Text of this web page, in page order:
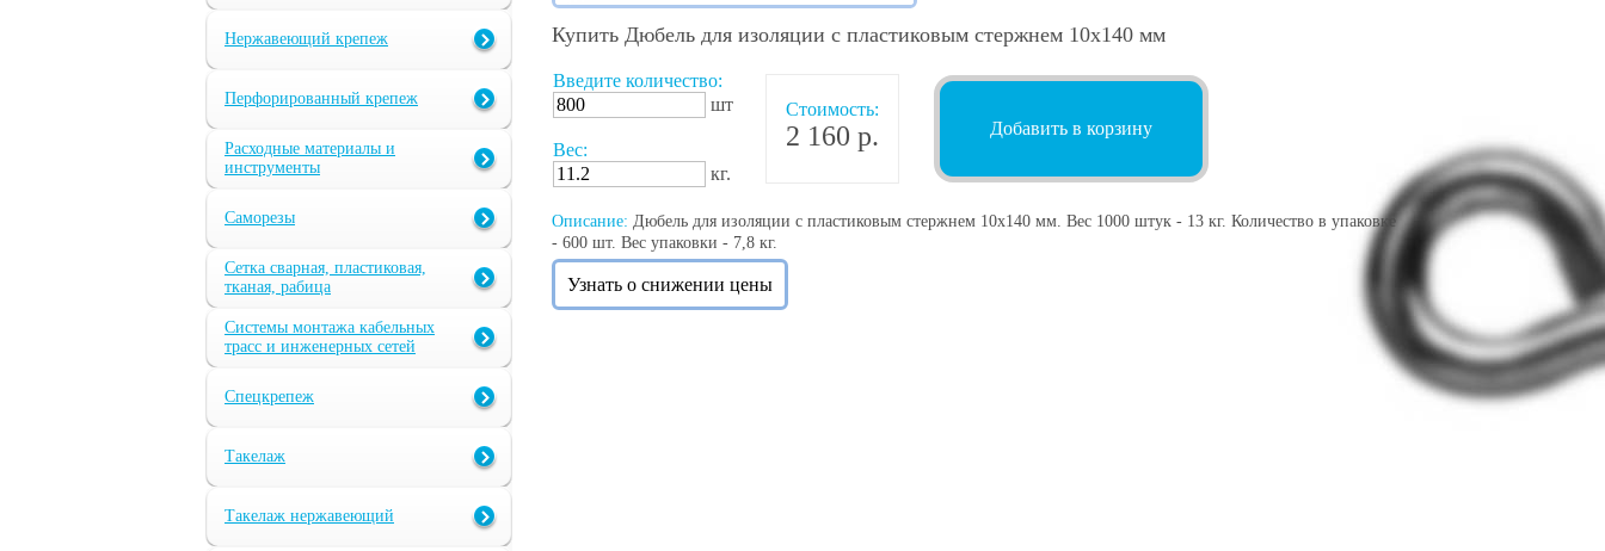
Нержавеющий крепеж
Перфорированный крепеж
Расходные материалы и
инструменты
Саморезы
Сетка сварная, пластиковая,
тканая, рабица
Системы монтажа кабельных
трасс и инженерных сетей
Спецкрепеж
Такелаж
Такелаж нержавеющий
Купить Дюбель для изоляции с пластиковым стержнем 10х140 мм
Введите количество:
шт
Вес:
кг.
Стоимость:
2 160 р. Добавить в корзину
Описание: Дюбель для изоляции с пластиковым стержнем 10х140 мм. Вес 1000 штук - 13 кг. Количество в упаковке
- 600 шт. Вес упаковки - 7,8 кг.
Узнать о снижении цены